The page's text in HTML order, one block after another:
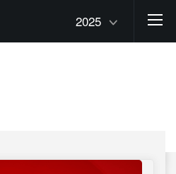
2025